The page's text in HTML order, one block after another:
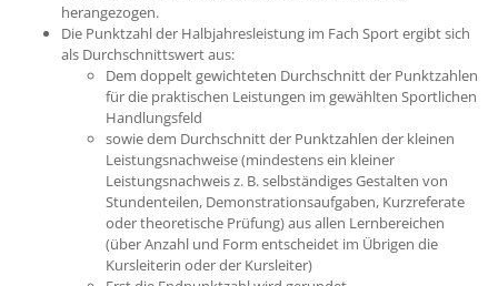
herangezogen.
Die Punktzahl der Halbjahresleistung im Fach Sport ergibt sich
als Durchschnittswert aus:
Dem doppelt gewichteten Durchschnitt der Punktzahlen
für die praktischen Leistungen im gewählten Sportlichen
Handlungsfeld
sowie dem Durchschnitt der Punktzahlen der kleinen
Leistungsnachweise (mindestens ein kleiner
Leistungsnachweis z. B. selbständiges Gestalten von
Stundenteilen, Demonstrationsaufgaben, Kurzreferate
oder theoretische Prüfung) aus allen Lernbereichen
(über Anzahl und Form entscheidet im Übrigen die
Kursleiterin oder der Kursleiter)